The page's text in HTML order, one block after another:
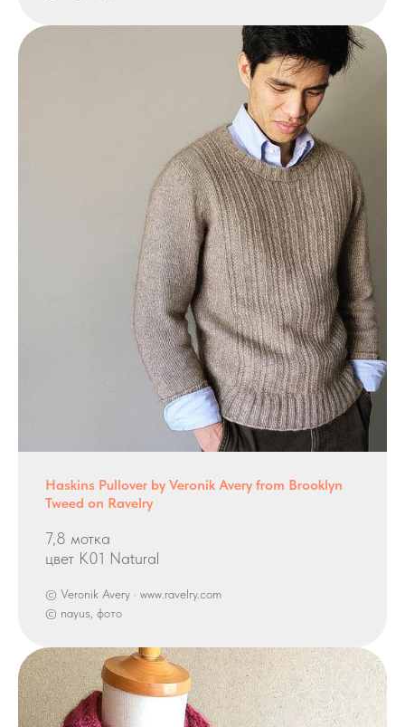
Haskins Pullover by Veronik Avery from Brooklyn
Tweed on Ravelry
7,8 мотка
цвет K01 Natural
© Veronik Avery · www.ravelry.com
© nayus, фото